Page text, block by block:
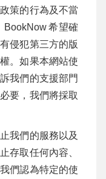
策的行為及不當
BookNow希望確
侵犯第三方的版
。如果本網站使
我們的支援部門
要，我們將採取
我們的服務以及
存取任何內容、
們認為特定的使